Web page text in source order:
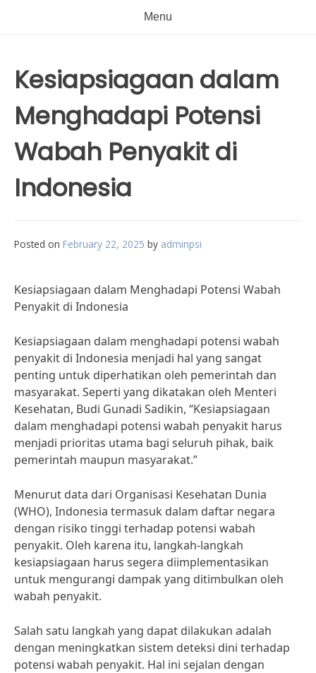
Menu
Kesiapsiagaan dalam
Menghadapi Potensi
Wabah Penyakit di
Indonesia
Posted on February 22, 2025 by adminpsi
Kesiapsiagaan dalam Menghadapi Potensi Wabah
Penyakit di Indonesia
Kesiapsiagaan dalam menghadapi potensi wabah
penyakit di Indonesia menjadi hal yang sangat
penting untuk diperhatikan oleh pemerintah dan
masyarakat. Seperti yang dikatakan oleh Menteri
Kesehatan, Budi Gunadi Sadikin, “Kesiapsiagaan
dalam menghadapi potensi wabah penyakit harus
menjadi prioritas utama bagi seluruh pihak, baik
pemerintah maupun masyarakat.”
Menurut data dari Organisasi Kesehatan Dunia
(WHO), Indonesia termasuk dalam daftar negara
dengan risiko tinggi terhadap potensi wabah
penyakit. Oleh karena itu, langkah-langkah
kesiapsiagaan harus segera diimplementasikan
untuk mengurangi dampak yang ditimbulkan oleh
wabah penyakit.
Salah satu langkah yang dapat dilakukan adalah
dengan meningkatkan sistem deteksi dini terhadap
potensi wabah penyakit. Hal ini sejalan dengan